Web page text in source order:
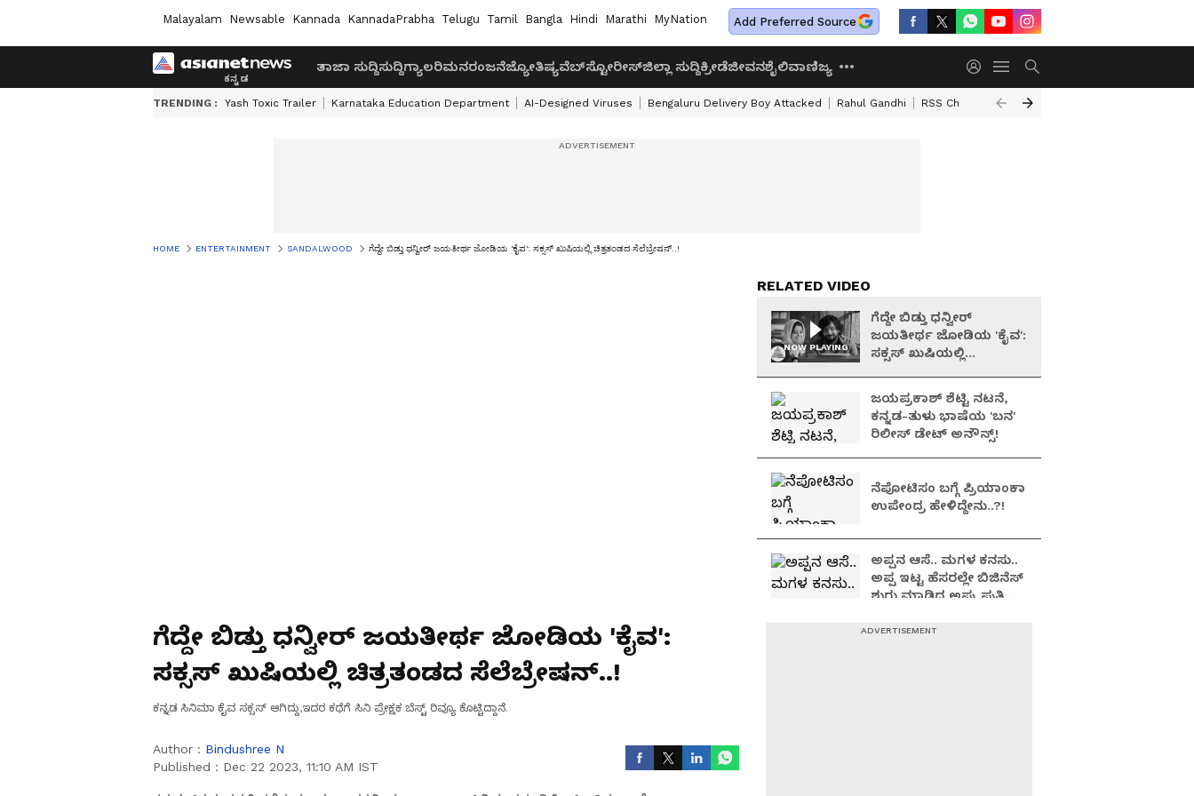
Malayalam Newsable Kannada KannadaPrabha Telugu Tamil Bangla Hindi Marathi MyNation Add Preferred Source
ತಾಜಾ ಸುದ್ದಿಸುದ್ದಿಗ್ಯಾಲರಿಮನರಂಜನೆಜ್ಯೋತಿಷ್ಯವೆಬ್‌ಸ್ಟೋರೀಸ್ಜಿಲ್ಲಾ ಸುದ್ದಿಕ್ರೀಡೆಜೀವನಶೈಲಿವಾಣಿಜ್ಯ
TRENDING : Yash Toxic Trailer Karnataka Education Department AI-Designed Viruses Bengaluru Delivery Boy Attacked Rahul Gandhi RSS Chief Mohan Bhagawat
HOME ENTERTAINMENT SANDALWOOD ಗೆದ್ದೇ ಬಿಡ್ತು ಧನ್ವೀರ್ ಜಯತೀರ್ಥ ಜೋಡಿಯ 'ಕೈವ': ಸಕ್ಸಸ್ ಖುಷಿಯಲ್ಲಿ ಚಿತ್ರತಂಡದ ಸೆಲೆಬ್ರೇಷನ್..!
ಗೆದ್ದೇ ಬಿಡ್ತು ಧನ್ವೀರ್ ಜಯತೀರ್ಥ ಜೋಡಿಯ 'ಕೈವ':
ಸಕ್ಸಸ್ ಖುಷಿಯಲ್ಲಿ ಚಿತ್ರತಂಡದ ಸೆಲೆಬ್ರೇಷನ್..!
ಕನ್ನಡ ಸಿನಿಮಾ ಕೈವ ಸಕ್ಸಸ್‌ ಆಗಿದ್ದು,ಇದರ ಕಥೆಗೆ ಸಿನಿ ಪ್ರೇಕ್ಷಕ ಬೆಸ್ಟ್ ರಿವ್ಯೂ ಕೊಟ್ಟಿದ್ದಾನೆ.
Author : Bindushree N
Published : Dec 22 2023, 11:10 AM IST
RELATED VIDEO
NOW PLAYING
ಗೆದ್ದೇ ಬಿಡ್ತು ಧನ್ವೀರ್
ಜಯತೀರ್ಥ ಜೋಡಿಯ 'ಕೈವ':
ಸಕ್ಸಸ್ ಖುಷಿಯಲ್ಲಿ
ಜಯಪ್ರಕಾಶ್ ಶೆಟ್ಟಿ ನಟನೆ,
ಕನ್ನಡ-ತುಳು ಭಾಷೆಯ 'ಬನ'
ರಿಲೀಸ್ ಡೇಟ್ ಅನೌನ್ಸ್!
ನೆಪೋಟಿಸಂ ಬಗ್ಗೆ ಪ್ರಿಯಾಂಕಾ
ಉಪೇಂದ್ರ ಹೇಳಿದ್ದೇನು..?!
ಅಪ್ಪನ ಆಸೆ.. ಮಗಳ ಕನಸು..
ಅಪ್ಪ ಇಟ್ಟ ಹೆಸರಲ್ಲೇ ಬಿಜಿನೆಸ್​
ಶುರು ಮಾಡಿದ ಅಪ್ಪು ಪುತ್ರಿ